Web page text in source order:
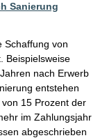
Sanierung
Schaffung von
Beispielsweise
nach Erwerb
entstehen
15 Prozent der
im Zahlungsjahr
abgeschrieben